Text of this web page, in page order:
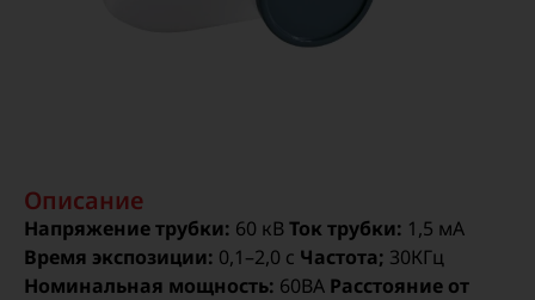
Описание
Напряжение трубки: 60 кВТок трубки: 1,5 мА
Время экспозиции: 0,1–2,0 с Частота; 30КГц
Номинальная мощность: 60ВА Расстояние от